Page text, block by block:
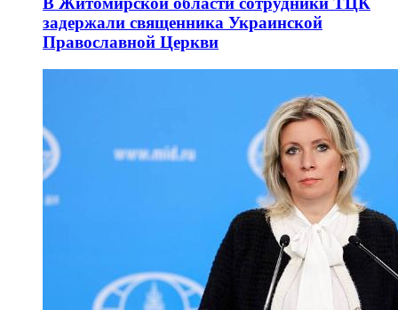
задержали священника Украинской
Православной Церкви